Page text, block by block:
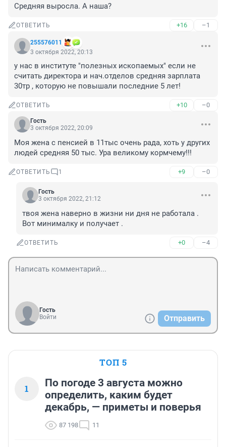
Средняя выросла. А наша?
ОТВЕТИТЬ +16 –1
255576011
3 октября 2022, 20:13
у нас в институте "полезных ископаемых" если не
считать директора и нач.отделов средняя зарплата
30тр , которую не повышали последние 5 лет!
ОТВЕТИТЬ +10 –0
Гость
3 октября 2022, 20:09
Моя жена с пенсией в 11тыс очень рада, хоть у других
людей средняя 50 тыс. Ура великому кормчему!!!
ОТВЕТИТЬ 1 +9 –0
Гость
3 октября 2022, 21:12
твоя жена наверно в жизни ни дня не работала .
Вот минималку и получает .
ОТВЕТИТЬ +0 –4
Гость
Войти
Отправить
ТОП 5
1
По погоде 3 августа можно
определить, каким будет
декабрь, — приметы и поверья
87 198 11